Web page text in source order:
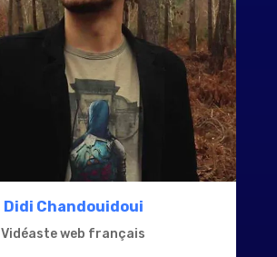
Didi Chandouidoui
Vidéaste web français